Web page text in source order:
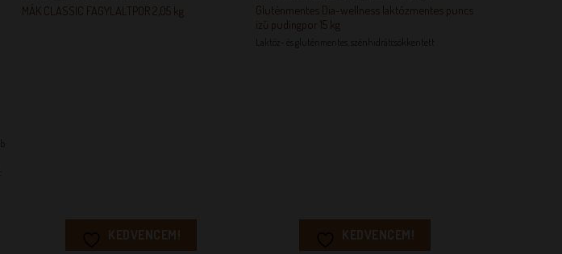
MÁK CLASSIC FAGYLALTPOR 2,05 kg
KEDVENCEM!
Gluténmentes Dia-wellness laktózmentes puncs
ízű pudingpor 15 kg
Laktóz- és gluténmentes, szénhidrátcsökkentett
KEDVENCEM!